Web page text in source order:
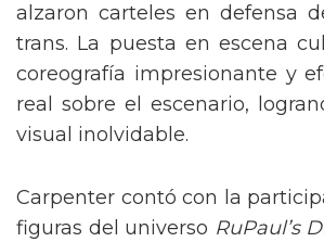
alzaron carteles en defensa
trans. La puesta en escena
coreografía impresionante y
real sobre el escenario,
visual inolvidable.
Carpenter contó con la
figuras del universo RuPaul’s